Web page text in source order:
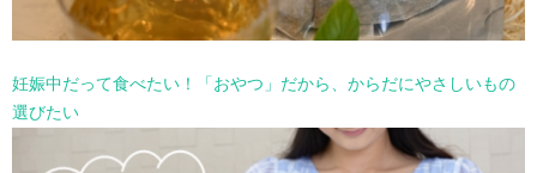
妊娠中だって食べたい！「おやつ」だから、からだにやさしいもの
選びたい